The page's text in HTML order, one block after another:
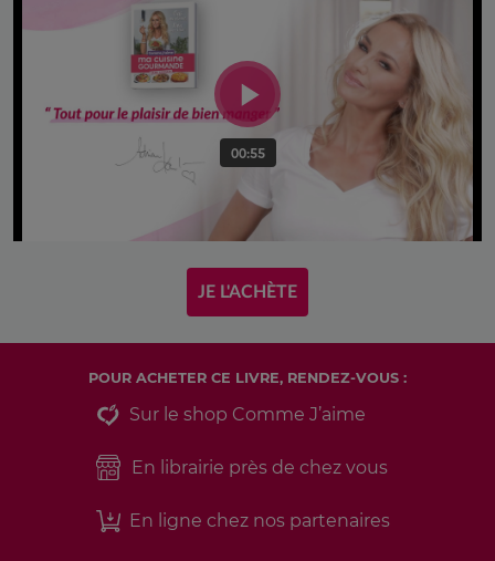
JE L'ACHÈTE
POUR ACHETER CE LIVRE, RENDEZ-VOUS :
Sur le shop Comme J’aime
En librairie près de chez vous
En ligne chez nos partenaires